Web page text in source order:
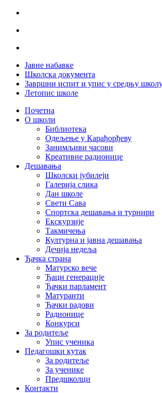
Јавне набавке
Школска документа
Завршни испит и упис у средњу
Летопис школе
Почетна
О школи
Библиотека
Одељење у Карађорђеву
Занимљиви часови
Креативне радионице
Дешавања
Школски јубилеји
Галерија слика
Дан школе
Свети Сава
Спортска дешавања и турнири
Екскурзије
Такмичења
Културна и јавна дешавања
Дечија недеља
Ђачка страна
Матурско вече
Ђаци генерације
Ђачки парламент
Матуранти
Ђачки радови
Радионице
Конкурси
За родитеље
Упис ученика
Педагошки кутак
За родитеље
За ученике
Предшколци
Контакти